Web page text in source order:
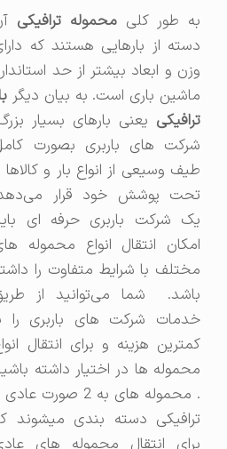
به طور کلیمحموله ترافیکیآن
دسته از بارهایی هستند که دارای
وزن و ابعاد بیشتر از حد استاندارد
ماشین باری است. به بیان دیگربار
ترافیکییعنی بارهای بسیار بزرگ.
شرکت های باربری بصورت کامل
طیف وسیعی از انواع بار و کالاها را
تحت پوشش خود قرار می‌دهد.
یک شرکت باربری حرفه ای باید
امکان انتقال انواع محموله های
مختلف با شرایط متفاوت را داشته
باشد. شما می‌توانید از طریق
خدمات شرکت های باربری را با
کمترین هزینه و برای انتقال انواع
محموله ها در اختیار داشته باشید
. محموله های به 2 صورت عادی و
ترافیکی دسته بندی میشوند که